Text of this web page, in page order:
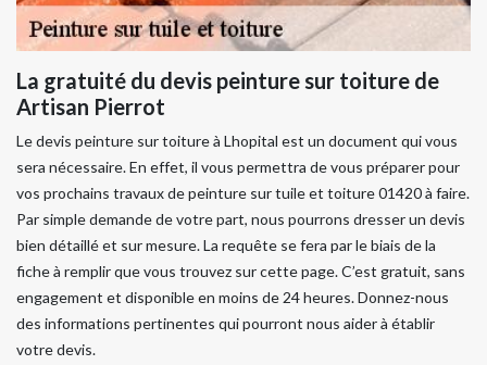
La gratuité du devis peinture sur toiture de
Artisan Pierrot
Le devis peinture sur toiture à Lhopital est un document qui vous
sera nécessaire. En effet, il vous permettra de vous préparer pour
vos prochains travaux de peinture sur tuile et toiture 01420 à faire.
Par simple demande de votre part, nous pourrons dresser un devis
bien détaillé et sur mesure. La requête se fera par le biais de la
fiche à remplir que vous trouvez sur cette page. C’est gratuit, sans
engagement et disponible en moins de 24 heures. Donnez-nous
des informations pertinentes qui pourront nous aider à établir
votre devis.